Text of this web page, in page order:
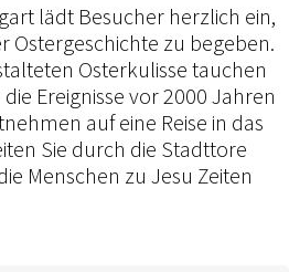
lädt Besucher herzlich ein,
Ostergeschichte zu begeben.
Osterkulisse tauchen
Ereignisse vor 2000 Jahren
auf eine Reise in das
Sie durch die Stadttore
Menschen zu Jesu Zeiten